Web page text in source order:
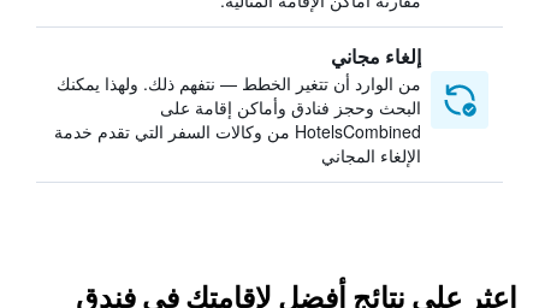
إلغاء مجاني
من الوارد أن تتغير الخطط — نتفهم ذلك. ولهذا يمكنك
البحث وحجز فنادق وأماكن إقامة على
HotelsCombined من وكالات السفر التي تقدم خدمة
الإلغاء المجاني
اعثر على نتائج أفضل لإقامتك في فندق